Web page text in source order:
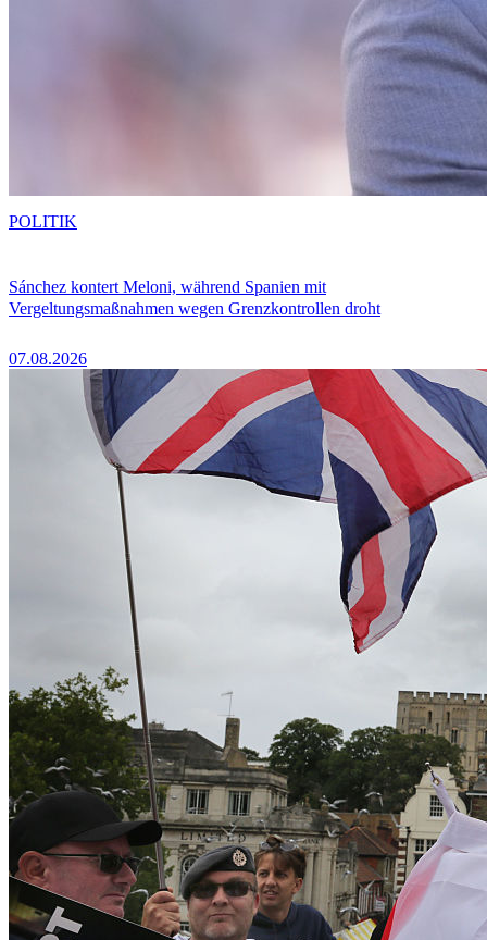
Sánchez kontert Meloni, während Spanien mit
Vergeltungsmaßnahmen wegen Grenzkontrollen droht
07.08.2026
POLITIK